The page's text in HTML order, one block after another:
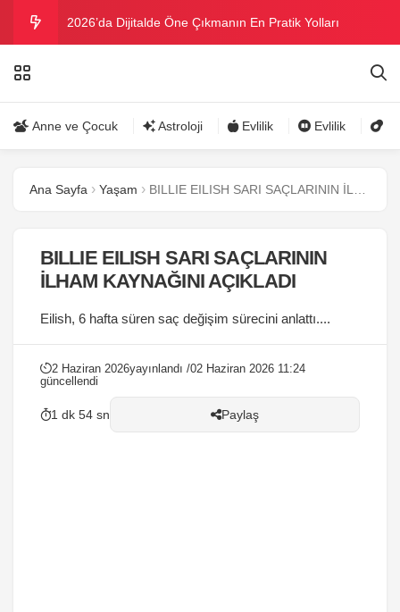
2026’da Dijitalde Öne Çıkmanın En Pratik Yolları
Danla Bilic ile Reynmen Miami’de tatilde
Anne ve Çocuk Astroloji Evlilik Evlilik
Ana Sayfa Yaşam
BILLIE EILISH SARI SAÇLARININ
İLHAM KAYNAĞINI AÇIKLADI
Eilish, 6 hafta süren saç değişim sürecini anlattı....
2 Haziran 2026yayınlandı /02 Haziran 2026 11:24
güncellendi
1 dk 54 sn Paylaş